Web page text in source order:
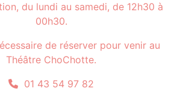
du lundi au samedi, de 12h30 à
00h30.
de réserver pour venir au
Théâtre ChoChotte.
01 43 54 97 82